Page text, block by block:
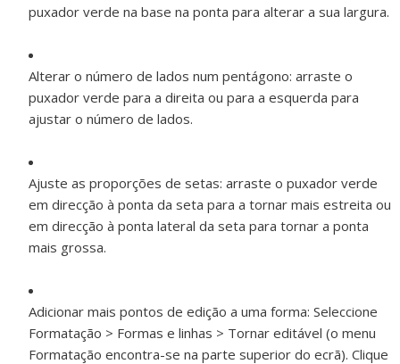
puxador verde na base na ponta para alterar a sua largura.
Alterar o número de lados num pentágono: arraste o
puxador verde para a direita ou para a esquerda para
ajustar o número de lados.
Ajuste as proporções de setas: arraste o puxador verde
em direcção à ponta da seta para a tornar mais estreita ou
em direcção à ponta lateral da seta para tornar a ponta
mais grossa.
Adicionar mais pontos de edição a uma forma: Seleccione
Formatação > Formas e linhas > Tornar editável (o menu
Formatação encontra-se na parte superior do ecrã). Clique